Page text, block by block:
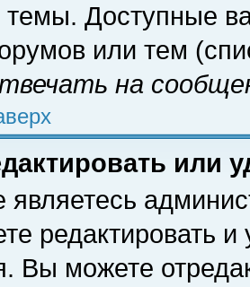
темы. Доступные
или тем
на
или
являетесь
редактировать и
Вы можете